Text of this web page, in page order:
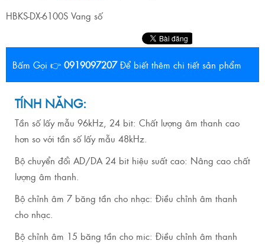
HBKS-DX-6100S Vang số
Bấm Gọi 👉 0919097207 Để biết thêm chi tiết sản phẩm
TÍNH NĂNG:
Tần số lấy mẫu 96kHz, 24 bit: Chất lượng âm thanh cao
hơn so với tần số lấy mẫu 48kHz.
Bộ chuyển đổi AD/DA 24 bit hiệu suất cao: Nâng cao chất
lượng âm thanh.
Bộ chỉnh âm 7 băng tần cho nhạc: Điều chỉnh âm thanh
cho nhạc.
Bộ chỉnh âm 15 băng tần cho mic: Điều chỉnh âm thanh